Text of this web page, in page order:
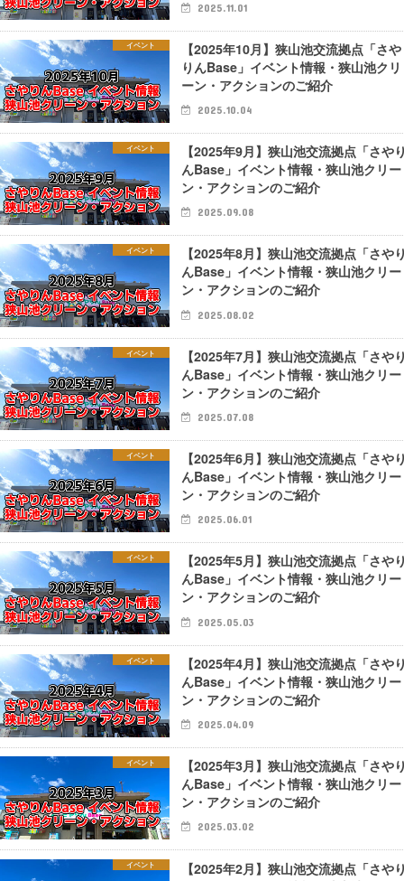
2025.11.01
イベント
【2025年10月】狭山池交流拠点「さや
りんBase」イベント情報・狭山池クリ
ーン・アクションのご紹介
2025.10.04
イベント
【2025年9月】狭山池交流拠点「さや
んBase」イベント情報・狭山池クリー
ン・アクションのご紹介
2025.09.08
イベント
【2025年8月】狭山池交流拠点「さや
んBase」イベント情報・狭山池クリー
ン・アクションのご紹介
2025.08.02
イベント
【2025年7月】狭山池交流拠点「さや
んBase」イベント情報・狭山池クリー
ン・アクションのご紹介
2025.07.08
イベント
【2025年6月】狭山池交流拠点「さや
んBase」イベント情報・狭山池クリー
ン・アクションのご紹介
2025.06.01
イベント
【2025年5月】狭山池交流拠点「さや
んBase」イベント情報・狭山池クリー
ン・アクションのご紹介
2025.05.03
イベント
【2025年4月】狭山池交流拠点「さや
んBase」イベント情報・狭山池クリー
ン・アクションのご紹介
2025.04.09
イベント
【2025年3月】狭山池交流拠点「さや
んBase」イベント情報・狭山池クリー
ン・アクションのご紹介
2025.03.02
イベント
【2025年2月】狭山池交流拠点「さや